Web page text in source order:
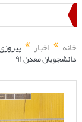
خانه اخبار
دانشجویان معدن ۹۱